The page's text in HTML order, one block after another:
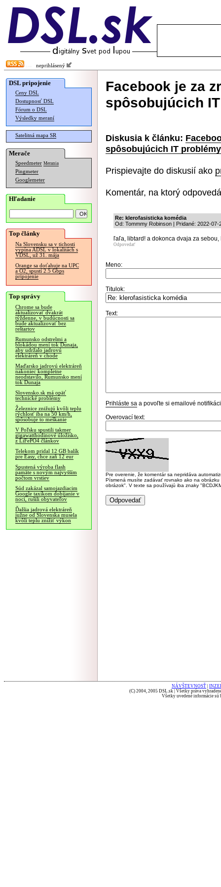
neprihlásený
DSL pripojenie
Ceny DSL
Dostupnosť DSL
Fórum o DSL
Výsledky meraní
Satelitná mapa SR
Merače
Speedmeter Merania
Pingmeter
Googlemeter
Hľadanie
Top články
Na Slovensku sa v tichosti
vypína ADSL v lokalitách s
VDSL, už 31. mája
Orange sa doťahuje na UPC
a O2, spustí 2.5 Gbps
pripojenie
Top správy
Chrome sa bude
aktualizovať dvakrát
týždenne, v budúcnosti sa
bude aktualizovať bez
reštartov
Rumunsko odstrelmi a
blokádou mení tok Dunaja,
aby udržalo jadrovú
elektráreň v chode
Maďarsko jadrovú elektráreň
nakoniec kompletne
neodstavilo, Rumunsko mení
tok Dunaja
Slovensko.sk má opäť
technické problémy
Železnice znižujú kvôli teplu
rýchlosť iba na 50 km/h,
spôsobuje to meškanie
V Poľsku spustili takmer
gigawatthodinové úložisko,
z LiFePO4 článkov
Telekom pridal 12 GB balík
pre Easy, chce zaň 12 eur
Spustená výroba flash
pamäte s novým najvyšším
počtom vrstiev
Súd zakázal samojazdiacim
Google taxíkom dobíjanie v
noci, rušili obyvateľov
Ďalšia jadrová elektráreň
južne od Slovenska musela
kvôli teplu znížiť výkon
Facebook je za
spôsobujúcich
Diskusia k článku:
spôsobujúcich IT problémy
Prispievajte do diskusií ako
Komentár, na ktorý
Re: klerofasisticka komédia
Od: Tommmy Robinson | Pridané: 2022-07-
ľaľa, libtard! a dokonca dvaja za
Odpovedať
Meno:
Titulok:
Text:
Prihláste sa a povoľte si emailové
Overovací text:
Pre overenie, že komentár sa nepridáva
Písmená musíte zadávať rovnako ako na
obrázok". V texte sa používajú iba znaky
NÁVŠTEVNOSŤ
(C) 2004, 2005 DSL.sk | Všetky práva
Všetky uvedené informácie sú